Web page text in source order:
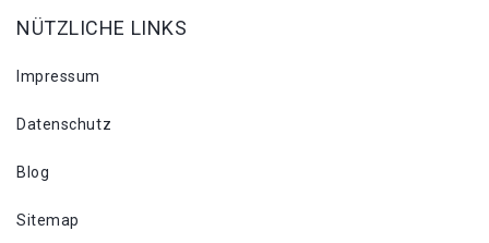
NÜTZLICHE LINKS
Impressum
Datenschutz
Blog
Sitemap